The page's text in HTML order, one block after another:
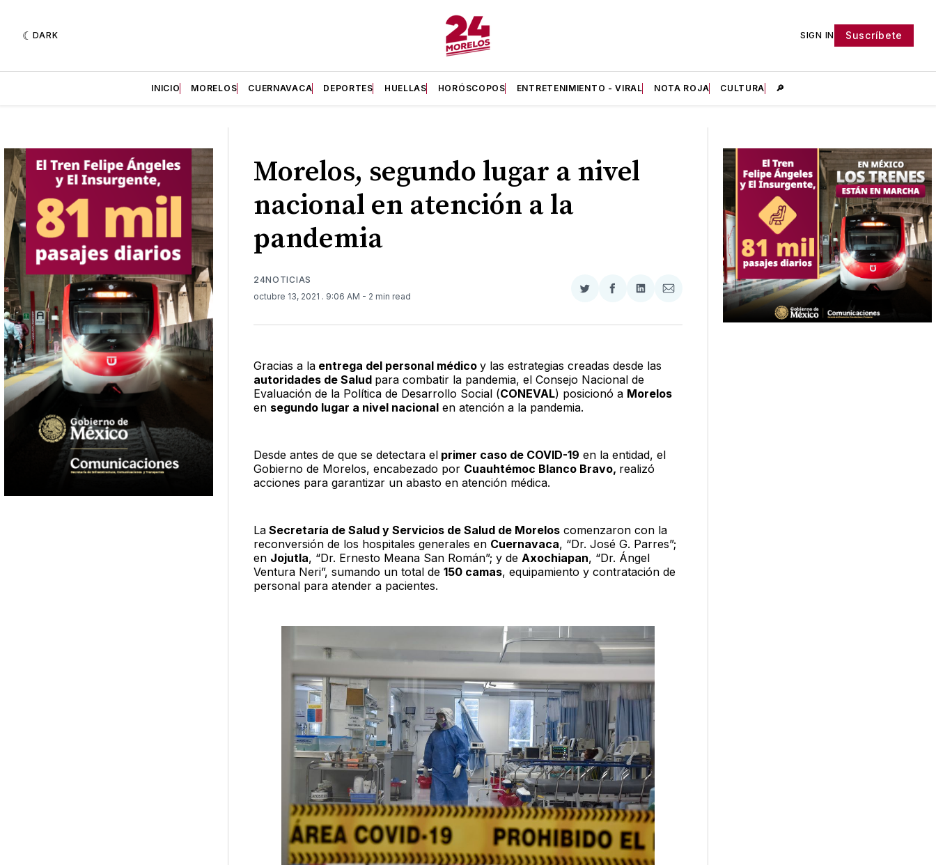
DARK SIGN IN Suscríbete
INICIO MORELOS CUERNAVACA DEPORTES HUELLAS HORÓSCOPOS ENTRETENIMIENTO - VIRAL NOTA ROJA CULTURA 🔎
Morelos, segundo lugar a nivel
nacional en atención a la
pandemia
24NOTICIAS
octubre 13, 2021 . 9:06 AM - 2 min read
Compartir
Twitter
Compartir
Facebook
Compartir
LinkedIn
Compartir
Email
Gracias a laentrega del personal médico y las estrategias creadas desde las
autoridades de Salud para combatir la pandemia, el Consejo Nacional de
Evaluación de la Política de Desarrollo Social (CONEVAL) posicionó a Morelos
en segundo lugar a nivel nacionalen atención a la pandemia.
Desde antes de que se detectara elprimer caso de COVID-19 en la entidad, el
Gobierno de Morelos, encabezado por Cuauhtémoc Blanco Bravo, realizó
acciones para garantizar un abasto en atención médica.
LaSecretaría de Salud y Servicios de Salud de Moreloscomenzaron con la
reconversión de los hospitales generales en Cuernavaca, “Dr. José G. Parres”;
en Jojutla, “Dr. Ernesto Meana San Román”; y de Axochiapan, “Dr. Ángel
Ventura Neri”, sumando un total de 150 camas, equipamiento y contratación de
personal para atender a pacientes.